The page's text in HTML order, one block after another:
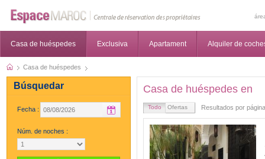
Casa de huéspedes Exclusiva Apartament Alquiler de
Casa de huéspedes
Casa de huéspedes en
Todo Ofertas Resultados por
Búsquedar
Fecha :
Núm. de noches :